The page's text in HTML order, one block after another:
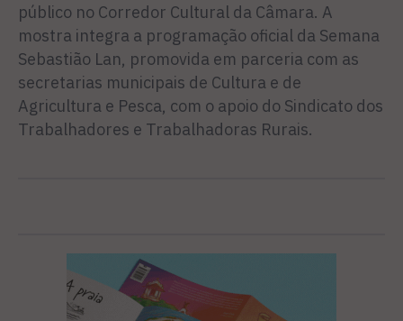
público no Corredor Cultural da Câmara. A
mostra integra a programação oficial da Semana
Sebastião Lan, promovida em parceria com as
secretarias municipais de Cultura e de
Agricultura e Pesca, com o apoio do Sindicato dos
Trabalhadores e Trabalhadoras Rurais.